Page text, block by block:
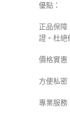
優點：
正品保障
證。杜絕
價格實惠
方便私密
專業服務